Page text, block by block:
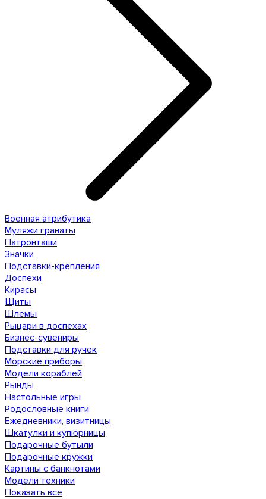
Военная атрибутика
Муляжи гранаты
Патронташи
Значки
Подставки-крепления
Доспехи
Кирасы
Щиты
Шлемы
Рыцари в доспехах
Бизнес-сувениры
Подставки для ручек
Морские приборы
Модели кораблей
Рынды
Настольные игры
Родословные книги
Ежедневники, визитницы
Шкатулки и купюрницы
Подарочные бутыли
Подарочные кружки
Картины с банкнотами
Модели техники
Показать все